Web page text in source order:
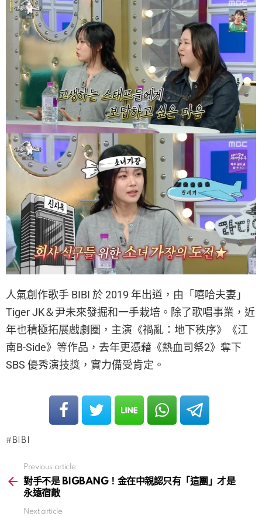
人氣創作歌手 BIBI 於 2019 年出道，由「嘻哈夫妻」
Tiger JK＆尹未來發掘和一手栽培。除了歌唱事業，近
年也積極拓展戲劇圈，主演《禍亂：地下秩序》《江
南B-Side》等作品，去年更憑藉《熱血司祭2》奪下
SBS 優秀演技獎，實力備受肯定。
BIBI
more
Previous article
對手不是 BIGBANG！金在中親認只有「這團」才是
永遠宿敵
Next article